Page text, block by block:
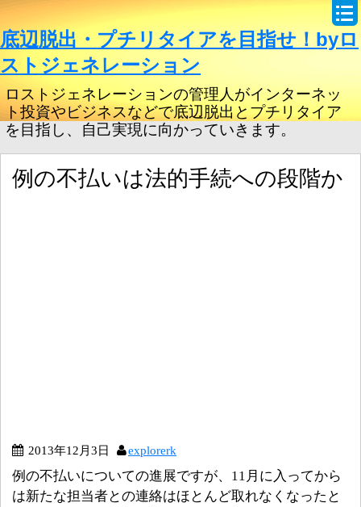
底辺脱出・プチリタイアを目指せ！byロ
ストジェネレーション
ロストジェネレーションの管理人がインターネッ
ト投資やビジネスなどで底辺脱出とプチリタイア
を目指し、自己実現に向かっていきます。
例の不払いは法的手続への段階か
2013年12月3日 explorerk
例の不払いについての進展ですが、11月に入ってから
は新たな担当者との連絡はほとんど取れなくなったと